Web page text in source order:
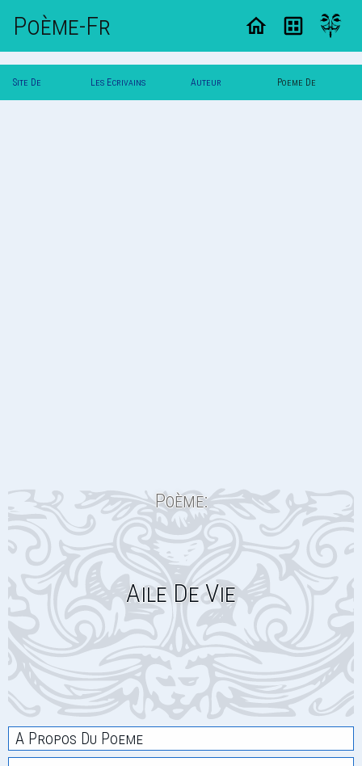
Poème-Fr
Site De Les Ecrivains Auteur Poeme De
Poème:
Aile De Vie
A Propos Du Poeme